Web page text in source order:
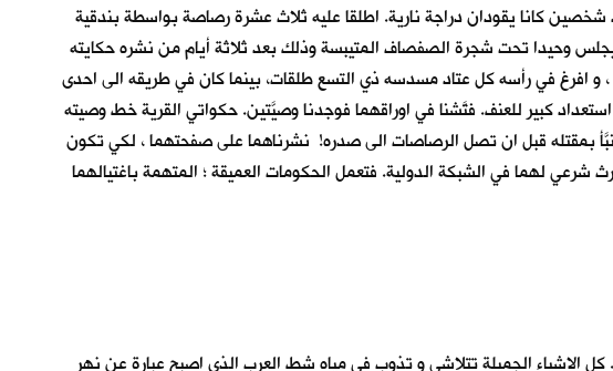
كانا يقودان دراجة نارية. اطلقا عليه ثلاث عشرة رصاصة بواسطة بندقية
وحيدا تحت شجرة الصفصاف المتيبسة وذلك بعد ثلاثة أيام من نشره حكايته
افرغ في رأسه كل عتاد مسدسه ذي التسع طلقات، بينما كان في طريقه الى احدى
كبير للعنف. فتَّشنا في اوراقهما فوجدنا وصيَّتين. حكواتي القرية خط وصيته
بمقتله قبل ان تصل الرصاصات الى صدره! نشرناهما على صفحتهما ، لكي تكون
لهما في الشبكة الدولية. فتعمل الحكومات العميقة ؛ المتهمة باغتيالهما
الاشياء الجميلة تتلاشى و تذوب في مياه شط العرب الذي اصبح عبارة عن نهر